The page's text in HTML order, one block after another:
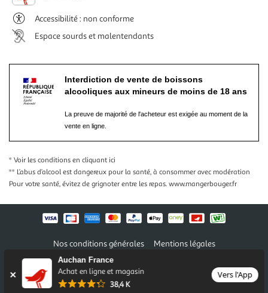
Auchan France
Achat en ligne et magasin
38,4 K
Vers l'App
Accessibilité : non conforme
Espace sourds et malentendants
Interdiction de vente de boissons
alcooliques aux mineurs de moins de 18 ans
La preuve de majorité de l'acheteur est exigée au moment de la
vente en ligne.
* Voir les conditions en cliquant ici
** L’abus d’alcool est dangereux pour la santé, à consommer avec modération
Pour votre santé, évitez de grignoter entre les repas. www.mangerbouger.fr
Nos conditions générales
Mentions légales
Conditions des offres et promotions
Politique de confidentialité
Informations légales marketplace